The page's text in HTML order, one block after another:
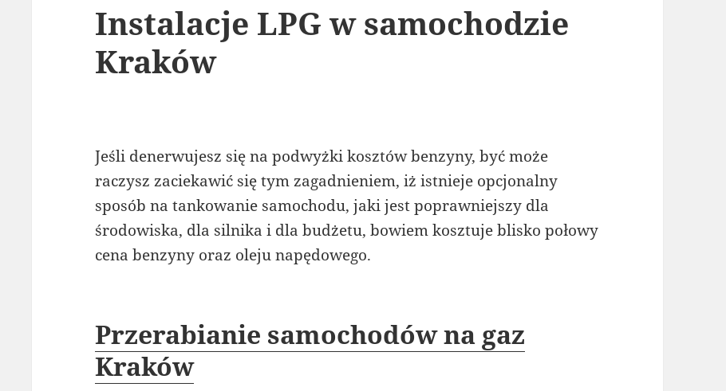
Instalacje LPG w samochodzie
Kraków
Jeśli denerwujesz się na podwyżki kosztów benzyny, być może
raczysz zaciekawić się tym zagadnieniem, iż istnieje opcjonalny
sposób na tankowanie samochodu, jaki jest poprawniejszy dla
środowiska, dla silnika i dla budżetu, bowiem kosztuje blisko połowy
cena benzyny oraz oleju napędowego.
Przerabianie samochodów na gaz
Kraków